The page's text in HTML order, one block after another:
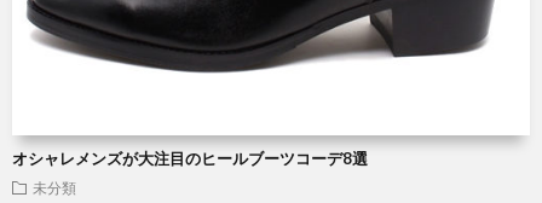
オシャレメンズが大注目のヒールブーツコーデ8選
未分類